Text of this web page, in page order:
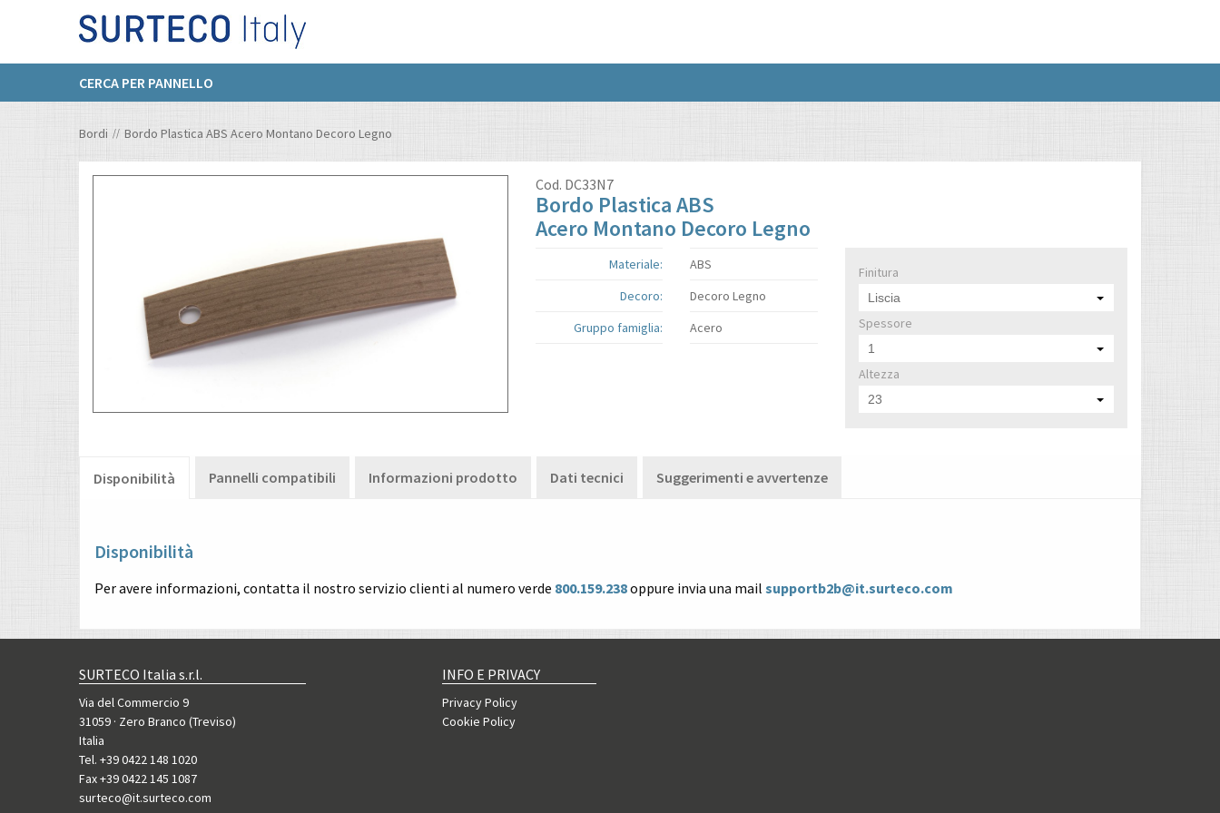
CERCA PER PANNELLO
Bordi Bordo Plastica ABS Acero Montano Decoro Legno
Cod. DC33N7
Bordo Plastica ABS
Acero Montano Decoro Legno
Materiale:
Decoro:
Gruppo famiglia:
ABS
Decoro Legno
Acero
Finitura
Liscia
Spessore
1
Altezza
23
Disponibilità Pannelli compatibili Informazioni prodotto Dati tecnici Suggerimenti e avvertenze
Disponibilità
Per avere informazioni, contatta il nostro servizio clienti al numero verde 800.159.238oppure invia una mail supportb2b@it.surteco.com
SURTECO Italia s.r.l.
Via del Commercio 9
31059 · Zero Branco (Treviso)
Italia
Tel. +39 0422 148 1020
Fax +39 0422 145 1087
surteco@it.surteco.com
INFO E PRIVACY
Privacy Policy
Cookie Policy